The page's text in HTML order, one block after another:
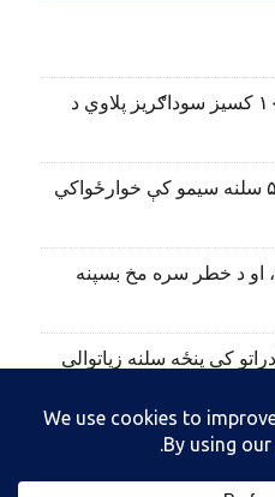
افغانستان ترکمنستان ته د ۱۰۰ کسیز سوداګریز پلاوي د
نوې ارزونه: د افغانستان په ۵۳ سلنه سیمو کې خوارځواکي
او د خطر سره مخ بسپنه
کې پنځه سلنه زیاتوالی